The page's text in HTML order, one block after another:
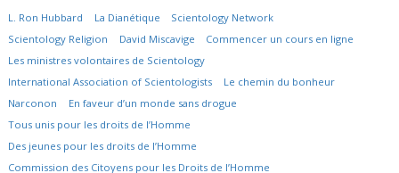
L. Ron Hubbard La Dianétique
Scientology Network
Scientology Religion
David Miscavige
Commencer un cours en ligne
Les ministres volontaires de Scientology
International Association of Scientologists
Le chemin du bonheur
Narconon
En faveur d’un monde sans drogue
Tous unis pour les droits de l’Homme
Des jeunes pour les droits de l’Homme
Commission des Citoyens pour les Droits de l’Homme